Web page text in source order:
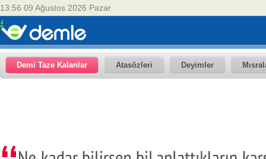
13:56 09 Ağustos 2026 Pazar
Demi Taze Kalanlar Atasözleri Deyimler